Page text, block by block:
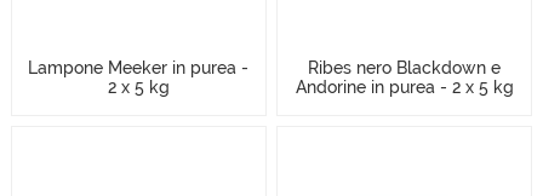
Lampone Meeker in purea -
2 x 5 kg
Ribes nero Blackdown e
Andorine in purea - 2 x 5 kg